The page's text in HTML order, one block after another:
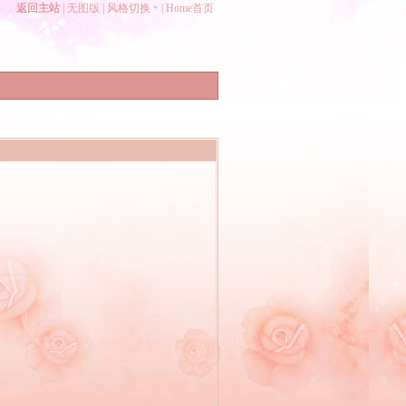
返回主站 无图版 风格切换 Home首页